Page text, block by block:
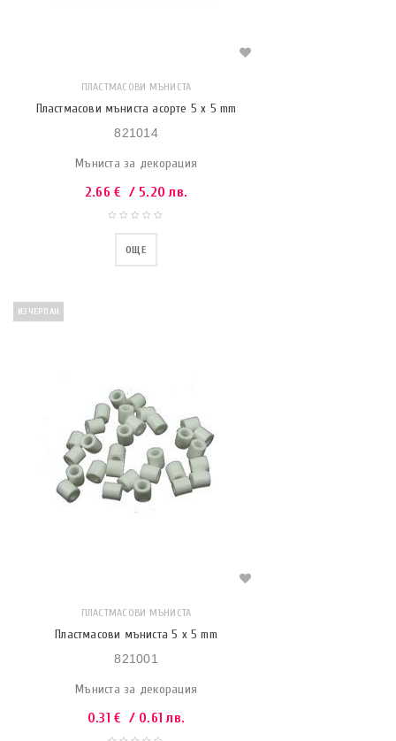
ПЛАСТМАСОВИ МЪНИСТА
Пластмасови мъниста асорте 5 x 5 mm
821014
Мъниста за декорация
2.66€ / 5.20 лв.
ОЩЕ
ИЗЧЕРПАН
ПЛАСТМАСОВИ МЪНИСТА
Пластмасови мъниста 5 x 5 mm
821001
Мъниста за декорация
0.31€ / 0.61 лв.